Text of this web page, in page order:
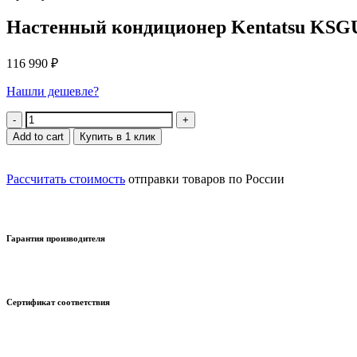
Настенный кондиционер Kentatsu
116 990 ₽
Нашли дешевле?
Quantity
Add to cart Купить в 1 клик
Рассчитать стоимость отправки товаров по России
Гарантия производителя
Сертификат соответствия